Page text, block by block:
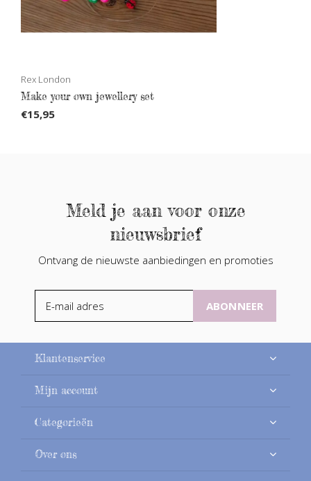
Rex London
Make your own jewellery set
€15,95
Meld je aan voor onze
nieuwsbrief
Ontvang de nieuwste aanbiedingen en promoties
ABONNEER
Klantenservice
Mijn account
Categorieën
Over ons